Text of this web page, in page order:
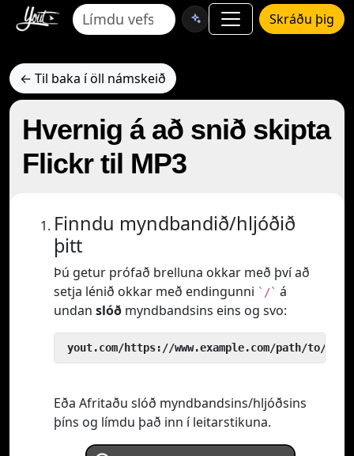
Skráðu þig
← Til baka í öll námskeið
Hvernig á að snið skipta
Flickr til MP3
Finndu myndbandið/hljóðið
þitt
Þú getur prófað brelluna okkar með því að
setja lénið okkar með endingunni `/` á
undan slóð myndbandsins eins og svo:
yout.com/https://www.example.com/path/to/
Eða Afritaðu slóð myndbandsins/hljóðsins
þíns og límdu það inn í leitarstikuna.